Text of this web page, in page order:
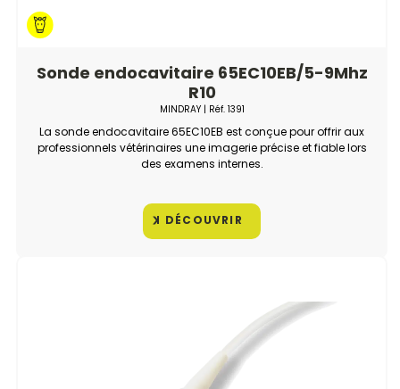
Sonde endocavitaire 65EC10EB/5-9Mhz
R10
MINDRAY| Réf. 1391
La sonde endocavitaire 65EC10EB est conçue pour offrir aux
professionnels vétérinaires une imagerie précise et fiable lors
des examens internes.
DÉCOUVRIR